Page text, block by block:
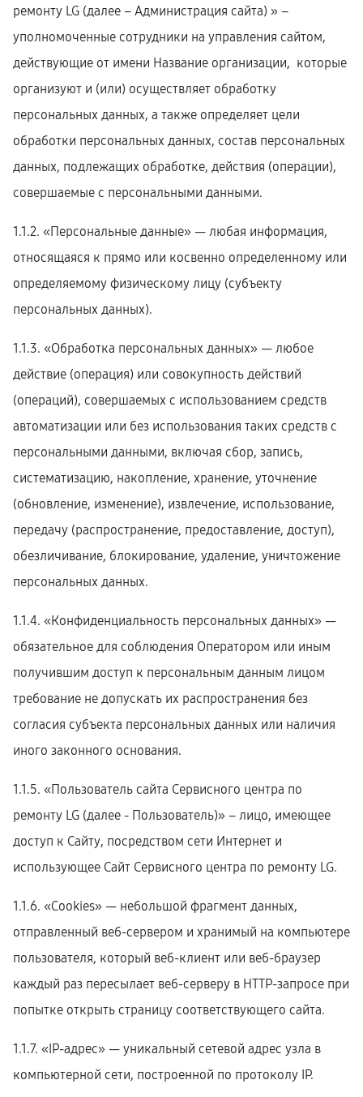
ремонту LG (далее – Администрация сайта) » –
уполномоченные сотрудники на управления сайтом,
действующие от имени Название организации, которые
организуют и (или) осуществляет обработку
персональных данных, а также определяет цели
обработки персональных данных, состав персональных
данных, подлежащих обработке, действия (операции),
совершаемые с персональными данными.
1.1.2. «Персональные данные» — любая информация,
относящаяся к прямо или косвенно определенному или
определяемому физическому лицу (субъекту
персональных данных).
1.1.3. «Обработка персональных данных» — любое
действие (операция) или совокупность действий
(операций), совершаемых с использованием средств
автоматизации или без использования таких средств с
персональными данными, включая сбор, запись,
систематизацию, накопление, хранение, уточнение
(обновление, изменение), извлечение, использование,
передачу (распространение, предоставление, доступ),
обезличивание, блокирование, удаление, уничтожение
персональных данных.
1.1.4. «Конфиденциальность персональных данных» —
обязательное для соблюдения Оператором или иным
получившим доступ к персональным данным лицом
требование не допускать их распространения без
согласия субъекта персональных данных или наличия
иного законного основания.
1.1.5. «Пользователь сайта Сервисного центра по
ремонту LG (далее ‑ Пользователь)» – лицо, имеющее
доступ к Сайту, посредством сети Интернет и
использующее Сайт Сервисного центра по ремонту LG.
1.1.6. «Cookies» — небольшой фрагмент данных,
отправленный веб-сервером и хранимый на компьютере
пользователя, который веб-клиент или веб-браузер
каждый раз пересылает веб-серверу в HTTP-запросе при
попытке открыть страницу соответствующего сайта.
1.1.7. «IP-адрес» — уникальный сетевой адрес узла в
компьютерной сети, построенной по протоколу IP.